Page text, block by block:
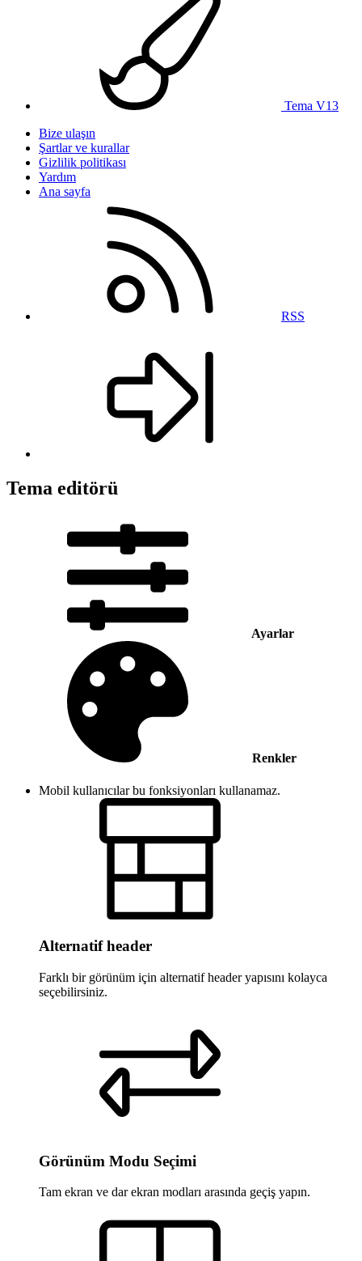
Tema V13
Bize ulaşın
Şartlar ve kurallar
Gizlilik politikası
Yardım
Ana sayfa
RSS
Tema editörü
Ayarlar
Renkler
Mobil kullanıcılar bu fonksiyonları kullanamaz.
Alternatif header
Farklı bir görünüm için alternatif header yapısını kolayca
seçebilirsiniz.
Görünüm Modu Seçimi
Tam ekran ve dar ekran modları arasında geçiş yapın.